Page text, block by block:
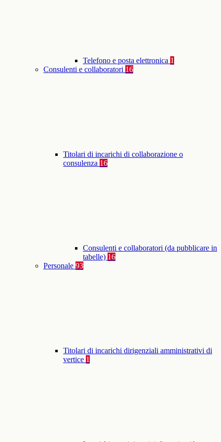
Telefono e posta elettronica 1
Consulenti e collaboratori 16
Titolari di incarichi di collaborazione o
consulenza 16
Consulenti e collaboratori (da pubblicare in
tabelle) 16
Personale 93
Titolari di incarichi dirigenziali amministrativi di
vertice 1